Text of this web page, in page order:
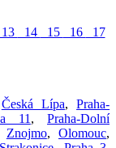
13 14 15 16
17
Česká Lípa,Praha-
11 ,Praha-Dolní
Znojmo,Olomouc,